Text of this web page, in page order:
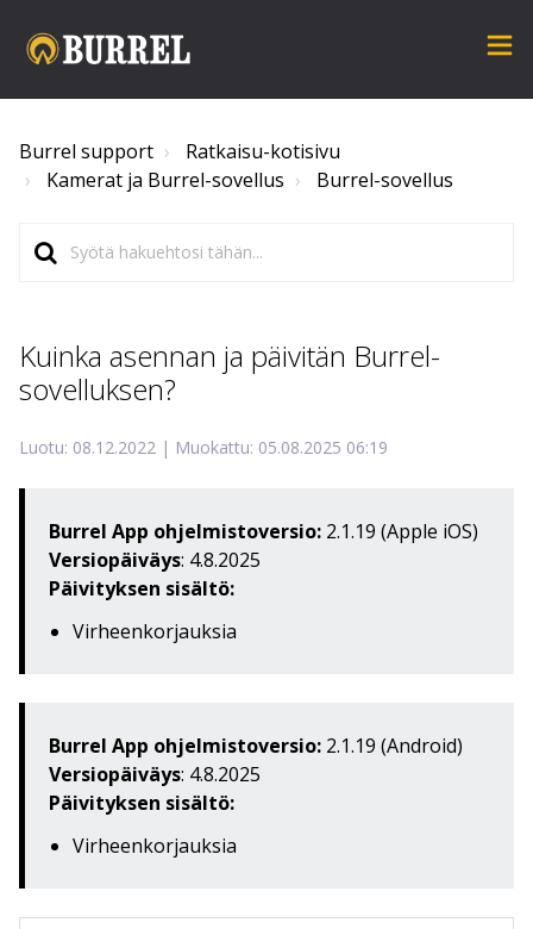
Burrel support
Ratkaisu-kotisivu
Kamerat ja Burrel-sovellus
Burrel-sovellus
Kuinka asennan ja päivitän Burrel-
sovelluksen?
Luotu: 08.12.2022 | Muokattu: 05.08.2025 06:19
Burrel App ohjelmistoversio: 2.1.19 (Apple iOS)
Versiopäiväys: 4.8.2025
Päivityksen sisältö:
Virheenkorjauksia
Burrel App ohjelmistoversio: 2.1.19 (Android)
Versiopäiväys: 4.8.2025
Päivityksen sisältö:
Virheenkorjauksia